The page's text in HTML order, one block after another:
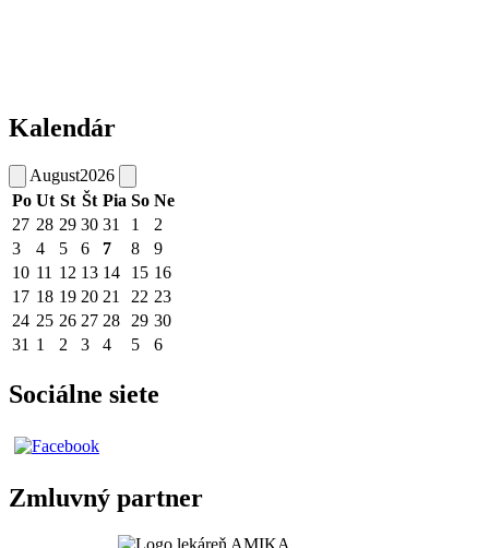
Kalendár
August2026
Po Ut St Št Pia So Ne
27 28 29 30 31 1
2
3
4 5 6 7 8
9
10 11 12 13 14 15 16
17 18 19 20 21 22 23
24 25 26 27 28 29 30
31 1 2 3 4 5 6
Sociálne siete
Zmluvný partner